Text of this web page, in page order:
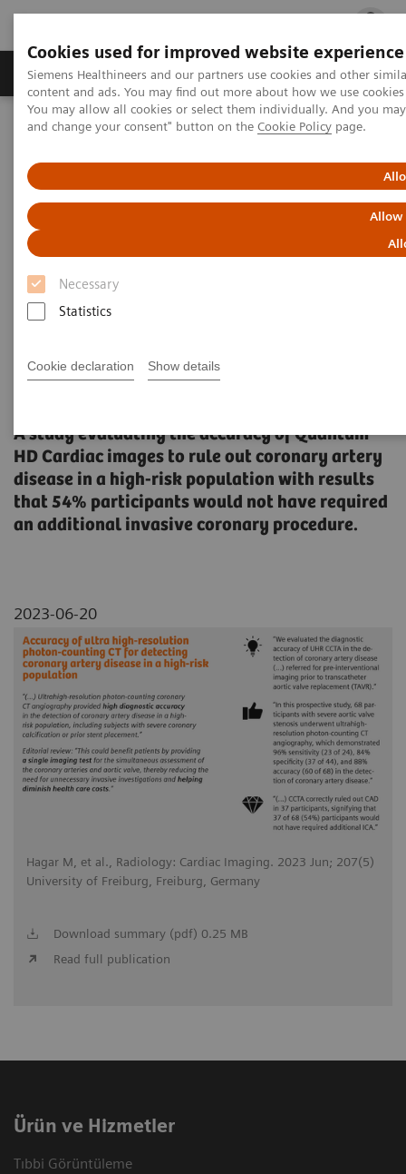
Cookies used for improved website experience
Siemens Healthineers and our partners use cookies and other
content and ads. You may find out more about how we use
You may allow all cookies or select them individually. And you
and change your consent" button on the Cookie Policy page.
Allow
Necessary
Statistics
Cookie declaration Show details
Ürün ve Hizmetler Öne Çıkanlar Sağlık
Siemens Healthineers Türkiye
Tıbbi Görüntüleme
NAEOTOM Alpha
PCCT scientific evidence
Accuracy of ultra high-resolution photon-counting CT for detecting
coronary artery disease in a high-risk population
Accuracy of ultra high-
resolution photon-counting CT
for detecting coronary artery
disease in a high-risk
A study evaluating the accuracy of Quantum
HD Cardiac images to rule out coronary artery
disease in a high-risk population with results
that 54% participants would not have required
an additional invasive coronary procedure.
2023-06-20
Hagar M, et al., Radiology: Cardiac Imaging. 2023 Jun; 207(5)
University of Freiburg, Freiburg, Germany
Download summary (pdf) 0.25 MB
Read full publication
Ürün ve Hizmetler
Tıbbi Görüntüleme